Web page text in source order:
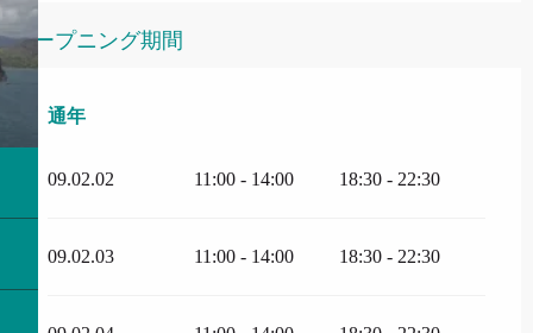
オープニング期間
通年
通年
09.02.02 11:00 - 14:00 18:30 - 22:30
09.02.03 11:00 - 14:00 18:30 - 22:30